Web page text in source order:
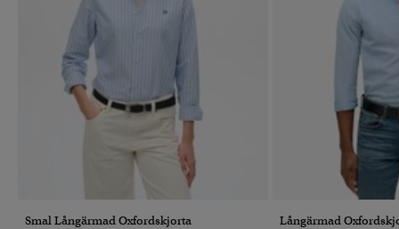
Smal Långärmad Oxfordskjorta Långärmad